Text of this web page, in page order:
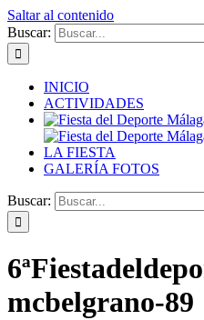
Saltar al contenido
Buscar:
INICIO
ACTIVIDADES
LA FIESTA
GALERÍA FOTOS
Buscar:
mcbelgrano-89